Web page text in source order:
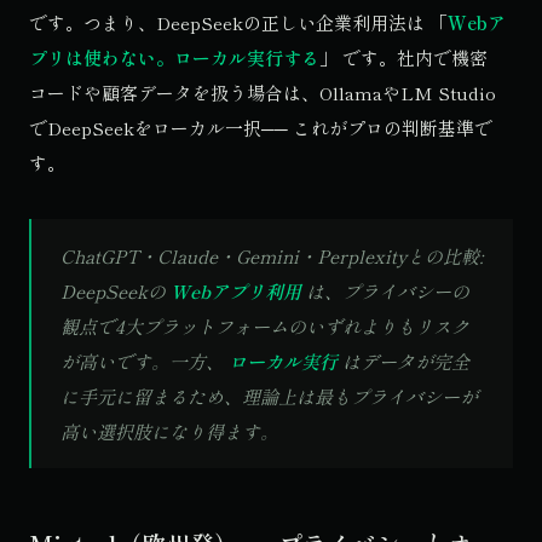
です。つまり、DeepSeekの正しい企業利用法は 「Webア
プリは使わない。ローカル実行する 」 です。社内で機密
コードや顧客データを扱う場合は、OllamaやLM Studio
でDeepSeekをローカル一択── これがプロの判断基準で
す。
ChatGPT・Claude・Gemini・Perplexityとの比較:
DeepSeekの Webアプリ利用は、プライバシーの
観点で4大プラットフォームのいずれよりもリスク
が高いです。一方、
ローカル実行はデータが完全
に手元に留まるため、理論上は最もプライバシーが
高い選択肢になり得ます。